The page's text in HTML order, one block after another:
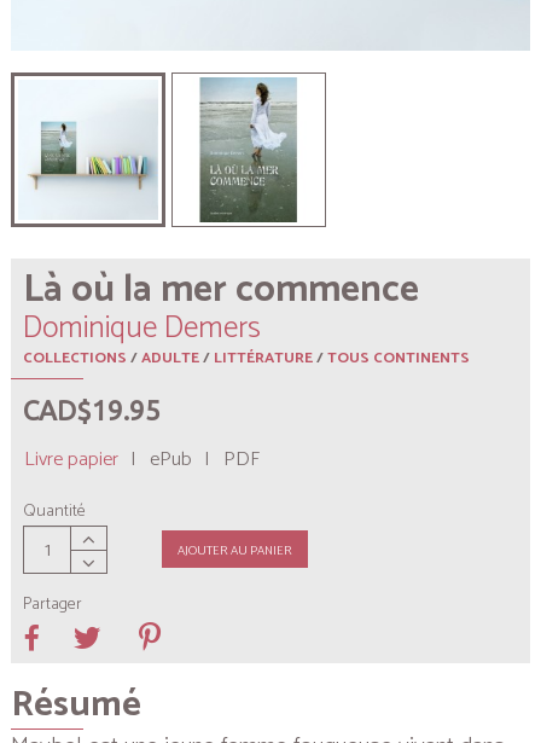
Là où la mer commence
Dominique Demers
COLLECTIONS/ADULTE/LITTÉRATURE/TOUS CONTINENTS
CAD$19.95
Livre papier | ePub | PDF
Quantité
AJOUTER AU PANIER
Partager
Résumé